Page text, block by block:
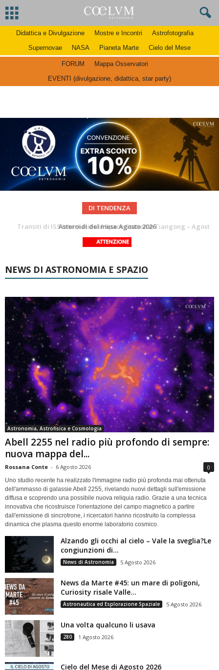
Didattica e Divulgazione Mostre e Incontri
Astrofotografia
Supernovae
NASA Pianeta Marte Cielo del Mese
FORUM
Mappa Osservatori
EVENTI (divulgazione, didattica, star party)
DI TENDENZA
Transiti di ISS International Space Station e Tiangong – Agosto 2026
La Luna del Mese – Agosto 2026
NEWS DI ASTRONOMIA E SPAZIO
Astronomia, Astrofisica e Cosmologia
Abell 2255 nel radio più profondo di sempre:
nuova mappa del...
Rossana Conte - 6 Agosto 2026 0
Uno studio recente ha realizzato l'immagine radio più profonda mai ottenuta
dell'ammasso di galassie Abell 2255, rivelando nuovi dettagli sull'emissione
diffusa e scoprendo una possibile nuova reliquia radio. Grazie a una tecnica
innovativa che ricostruisce l'orientazione del campo magnetico a partire
dall'emissione di sincrotrone, i ricercatori hanno ricostruito la complessa
dinamica che plasma questo enorme laboratorio cosmico.
Alzando gli occhi al cielo – Vale la sveglia?Le
congiunzioni di...
News di Astronomia 5 Agosto 2026
News da Marte #45: un mare di poligoni,
Curiosity risale Valle...
Astronautica ed Esplorazione Spaziale 5 Agosto 2026
Una volta qualcuno li usava
280 1 Agosto 2026
Cielo del Mese di Agosto 2026